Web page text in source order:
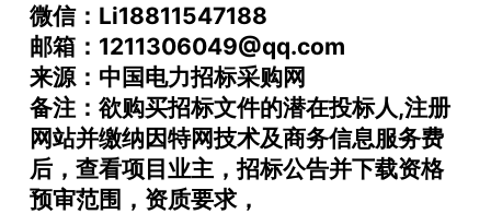
微信：Li18811547188
邮箱：1211306049@qq.com
来源：中国电力招标采购网
备注：欲购买招标文件的潜在投标人,注册
网站并缴纳因特网技术及商务信息服务费
后，查看项目业主，招标公告并下载资格
预审范围，资质要求，